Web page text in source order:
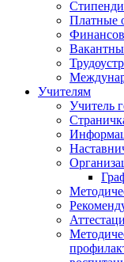
Платные
Учителям
Учитель